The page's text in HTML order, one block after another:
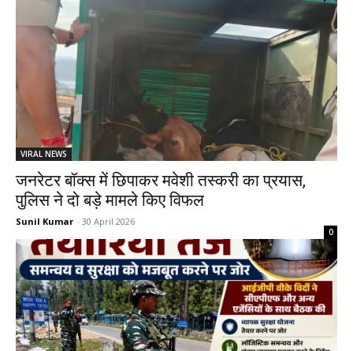
VIRAL NEWS
जनरेटर बॉक्स में छिपाकर मवेशी तस्करी का प्रयास,
पुलिस ने दो बड़े मामले किए विफल
Sunil Kumar - 30 April 2026
0